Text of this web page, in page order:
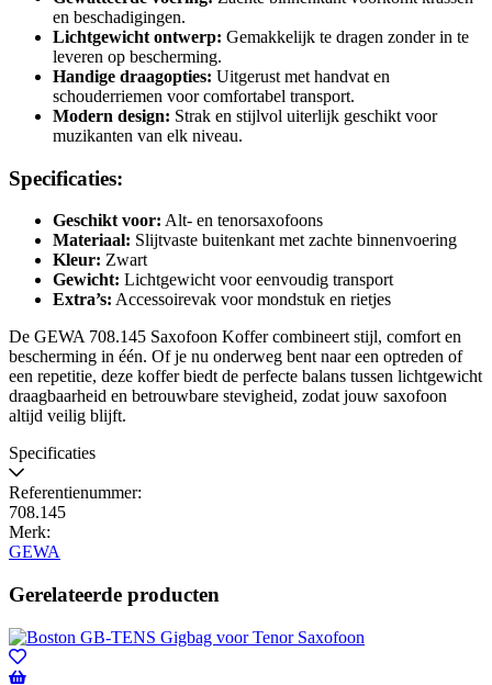
en beschadigingen.
Lichtgewicht ontwerp: Gemakkelijk te dragen zonder in te
leveren op bescherming.
Handige draagopties: Uitgerust met handvat en
schouderriemen voor comfortabel transport.
Modern design: Strak en stijlvol uiterlijk geschikt voor
muzikanten van elk niveau.
Specificaties:
Geschikt voor: Alt- en tenorsaxofoons
Materiaal: Slijtvaste buitenkant met zachte binnenvoering
Kleur: Zwart
Gewicht: Lichtgewicht voor eenvoudig transport
Extra’s: Accessoirevak voor mondstuk en rietjes
De GEWA 708.145 Saxofoon Koffer combineert stijl, comfort en
bescherming in één. Of je nu onderweg bent naar een optreden of
een repetitie, deze koffer biedt de perfecte balans tussen lichtgewicht
draagbaarheid en betrouwbare stevigheid, zodat jouw saxofoon
altijd veilig blijft.
Specificaties
Referentienummer:
708.145
Merk:
GEWA
Gerelateerde producten